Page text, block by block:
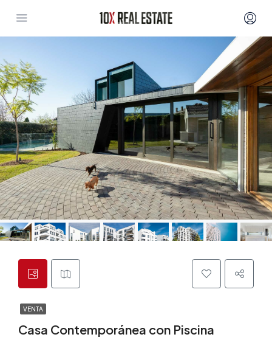
VENTA
Casa Contemporánea con Piscina